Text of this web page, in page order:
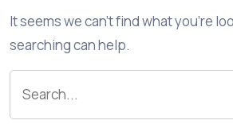
It seems we can’t find what you’re
searching can help.